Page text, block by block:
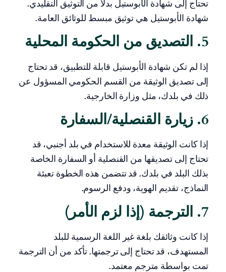
تحتاج إلى شهادة الأبوستيل بدلاً من التوثيق التقليدي.
شهادة الأبوستيل هي توثيق مبسط للوثائق العامة.
5. التصديق من الحكومة المحلية
إذا لم تكن شهادة الأبوستيل قابلة للتطبيق، قد تحتاج
إلى تصديق الوثيقة من القسم الحكومي المسؤول عن
ذلك في بلدك، مثل وزارة الخارجية.
6. زيارة القنصلية/السفارة
إذا كانت الوثيقة معدة للاستخدام في بلد أجنبي، قد
تحتاج إلى تصديقها من القنصلية أو السفارة الخاصة
بذلك البلد في بلدك. قد تتضمن هذه الخطوة تعبئة
النماذج، تقديم الهوية، ودفع الرسوم.
7. الترجمة (إذا لزم الأمر)
إذا كانت وثائقك بلغة غير اللغة الرسمية للبلد
المستهدف، قد تحتاج إلى ترجمتها. تأكد من أن الترجمة
تمت بواسطة مترجم معتمد.